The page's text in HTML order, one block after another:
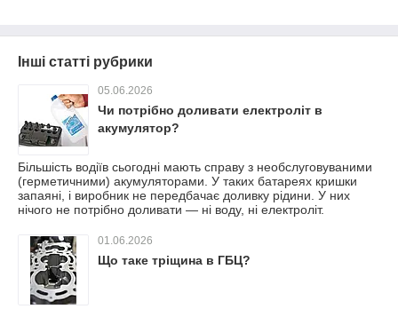
Інші статті рубрики
05.06.2026
Чи потрібно доливати електроліт в
акумулятор?
Більшість водіїв сьогодні мають справу з необслуговуваними
(герметичними) акумуляторами. У таких батареях кришки
запаяні, і виробник не передбачає доливку рідини. У них
нічого не потрібно доливати — ні воду, ні електроліт.
01.06.2026
Що таке тріщина в ГБЦ?